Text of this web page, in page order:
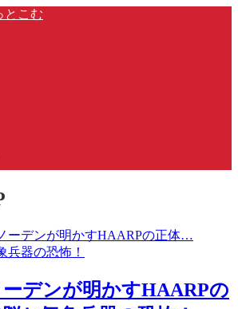
とこむ
ーデンが明かすHAARPの